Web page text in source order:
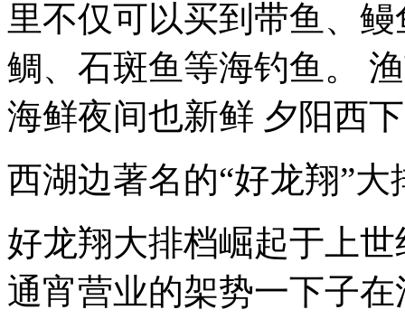
里不仅可以买到带鱼、
鲷、石斑鱼等海钓鱼。
海鲜夜间也新鲜 夕阳西
西湖边著名的“好龙翔”
好龙翔大排档崛起于上
通宵营业的架势一下子